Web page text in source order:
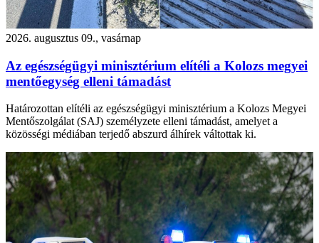
2026. augusztus 09., vasárnap
Az egészségügyi minisztérium elítéli a Kolozs megyei
mentőegység elleni támadást
Határozottan elítéli az egészségügyi minisztérium a Kolozs Megyei
Mentőszolgálat (SAJ) személyzete elleni támadást, amelyet a
közösségi médiában terjedő abszurd álhírek váltottak ki.